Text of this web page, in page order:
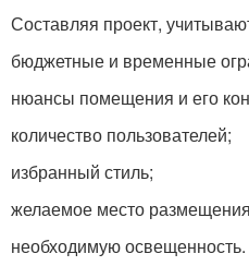
Составляя проект,
бюджетные и временные
нюансы помещения и его
количество пользователей;
избранный стиль;
желаемое место
необходимую освещенность.